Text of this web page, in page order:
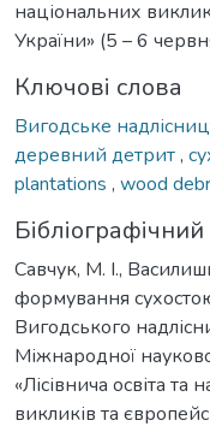
національних
України» (5 – 6
Ключові слова
Вигодське
деревний детрит,
plantations , wood
Савчук, М. І.,
формування
Вигодського
Міжнародної
«Лісівнича освіта
викликів та